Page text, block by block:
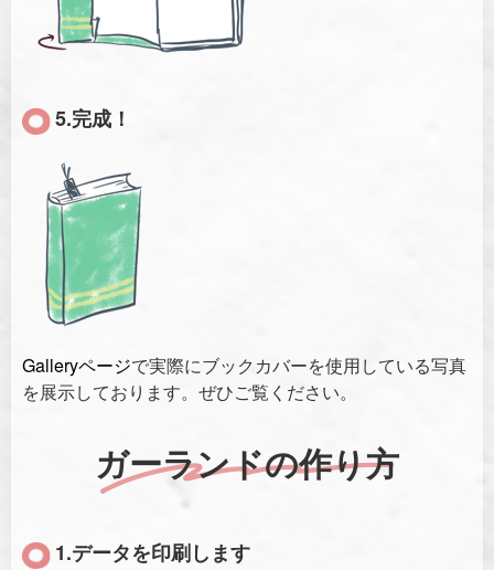
5.完成！
Galleryページで実際にブックカバーを使用している写真
を展示しております。ぜひご覧ください。
ガーランドの作り方
1.データを印刷します